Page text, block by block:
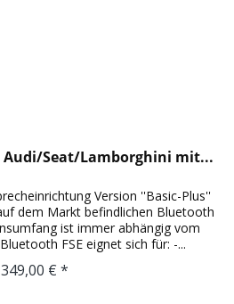
Audi/Seat/Lamborghini mit...
Version ''Basic-Plus''
dem Markt befindlichen Bluetooth
ist immer abhängig vom
FSE eignet sich für: -...
349,00 € *